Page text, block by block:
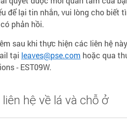
để lại tin nhắn, vui lòng cho biết
phản hồi.
sau khi thực hiện các liên hệ
tại leaves@pse.com hoặc qua
- EST09W.
hệ về lá và chỗ ở